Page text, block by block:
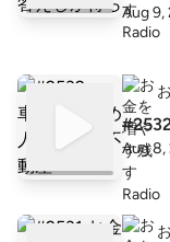
Aug 9,
Aug